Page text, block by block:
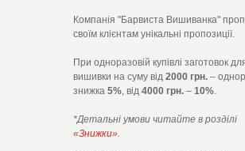
Компанія "Барвиста Вишиванка"
своїм клієнтам унікальні пропозиції.
При одноразовій купівлі заготовок
вишивки на суму від 2000 грн. –
знижка 5%, від 4000 грн. – 10%.
*Детальні умови читайте в розділі
«Знижки».